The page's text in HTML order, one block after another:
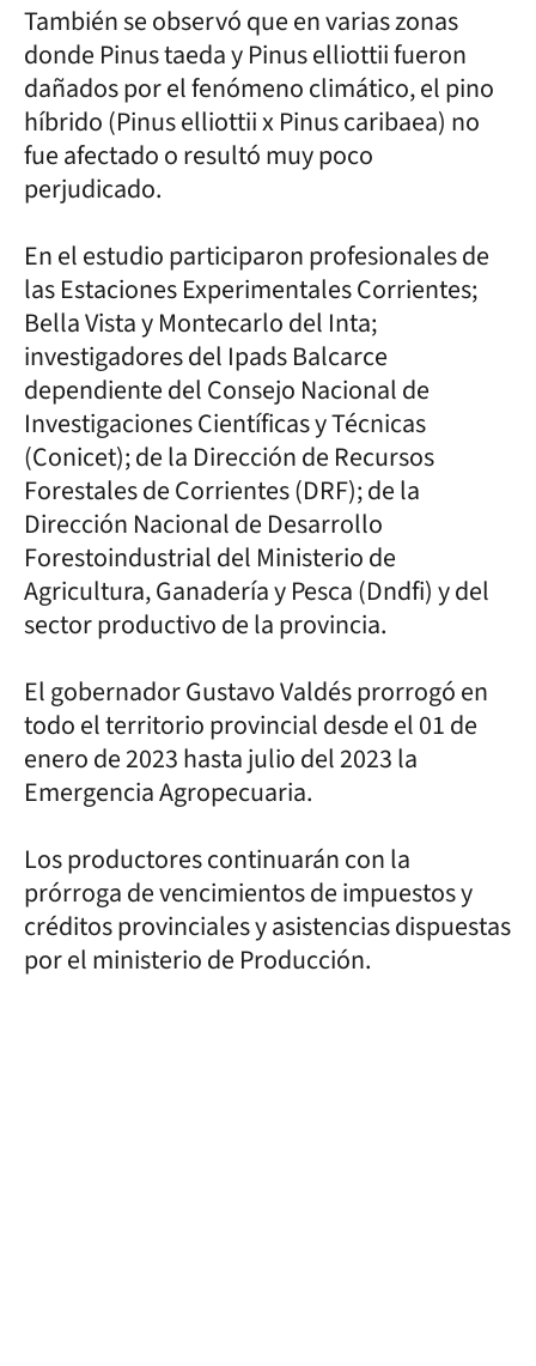
También se observó que en varias zonas
donde Pinus taeda y Pinus elliottii fueron
dañados por el fenómeno climático, el pino
híbrido (Pinus elliottii x Pinus caribaea) no
fue afectado o resultó muy poco
perjudicado.
En el estudio participaron profesionales de
las Estaciones Experimentales Corrientes;
Bella Vista y Montecarlo del Inta;
investigadores del Ipads Balcarce
dependiente del Consejo Nacional de
Investigaciones Científicas y Técnicas
(Conicet); de la Dirección de Recursos
Forestales de Corrientes (DRF); de la
Dirección Nacional de Desarrollo
Forestoindustrial del Ministerio de
Agricultura, Ganadería y Pesca (Dndfi) y del
sector productivo de la provincia.
El gobernador Gustavo Valdés prorrogó en
todo el territorio provincial desde el 01 de
enero de 2023 hasta julio del 2023 la
Emergencia Agropecuaria.
Los productores continuarán con la
prórroga de vencimientos de impuestos y
créditos provinciales y asistencias dispuestas
por el ministerio de Producción.